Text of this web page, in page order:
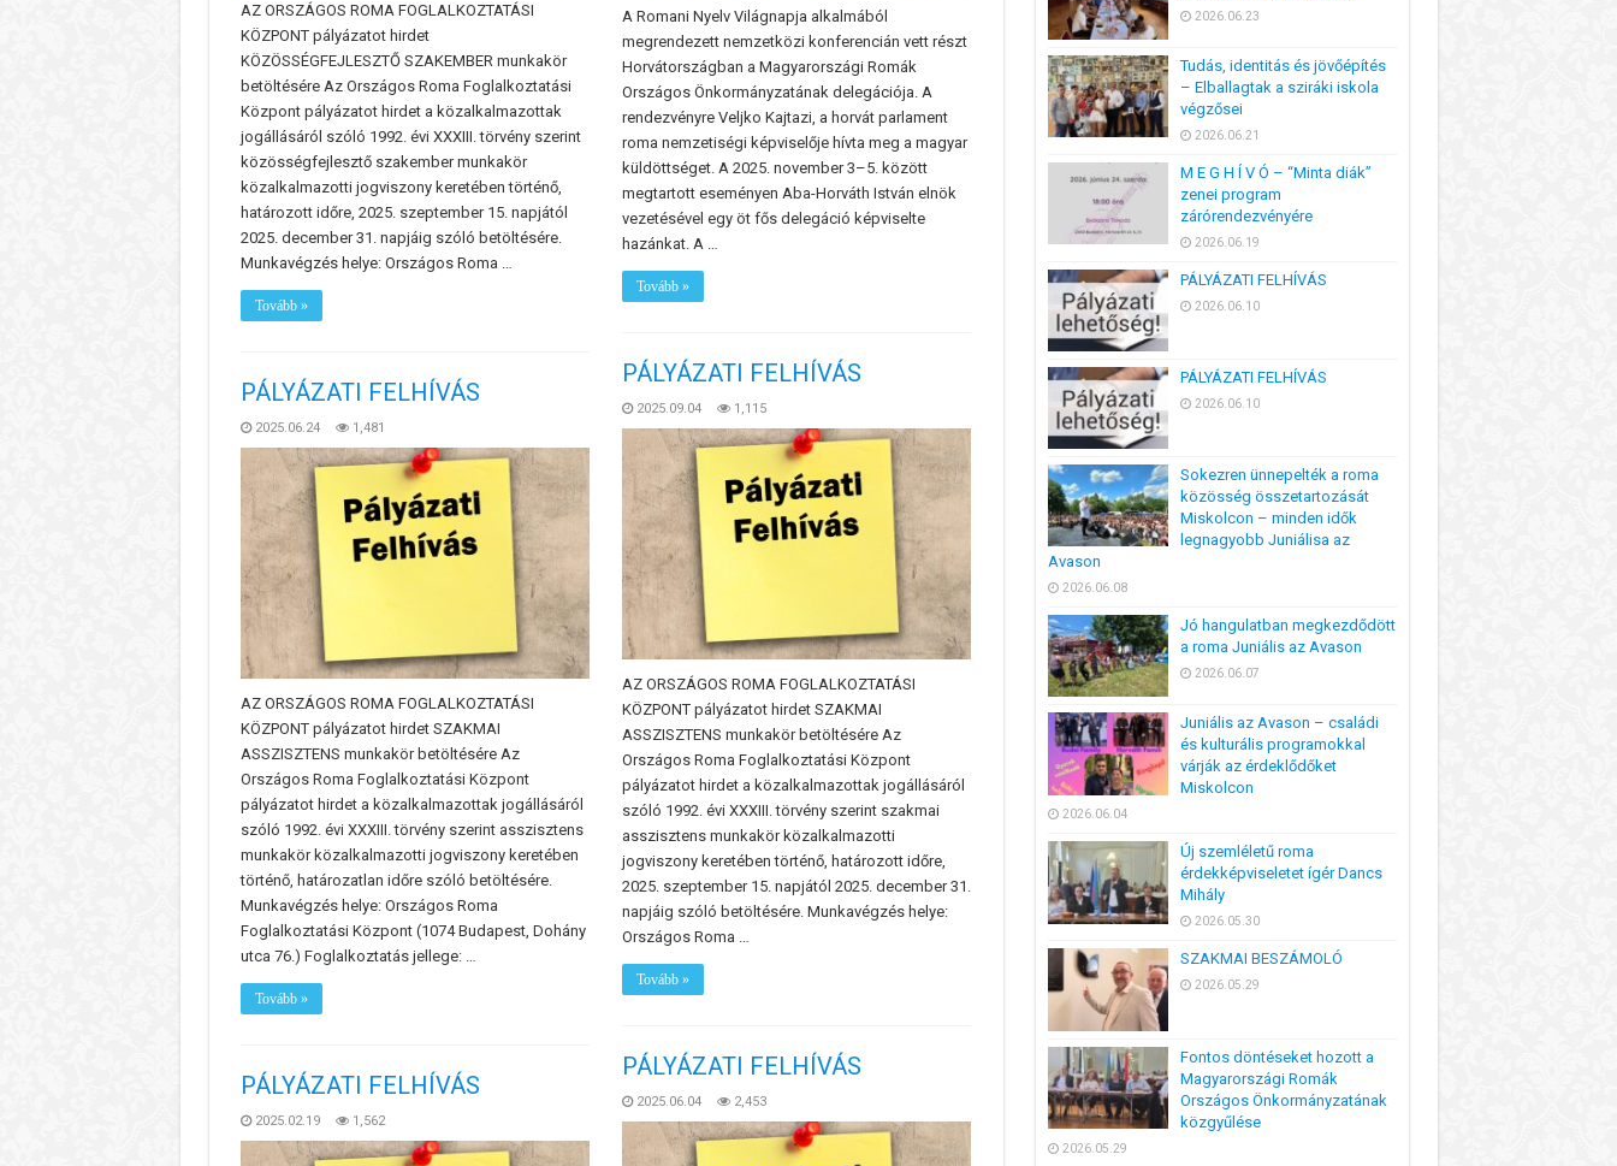
A Romani Nyelv Világnapja alkalmából
megrendezett nemzetközi konferencián vett részt
Horvátországban a Magyarországi Romák
Országos Önkormányzatának delegációja. A
rendezvényre Veljko Kajtazi, a horvát parlament
roma nemzetiségi képviselője hívta meg a magyar
küldöttséget. A 2025. november 3–5. között
megtartott eseményen Aba-Horváth István elnök
vezetésével egy öt fős delegáció képviselte
hazánkat. A …
Tovább »
AZ ORSZÁGOS ROMA FOGLALKOZTATÁSI
KÖZPONT pályázatot hirdet
KÖZÖSSÉGFEJLESZTŐ SZAKEMBER munkakör
betöltésére Az Országos Roma Foglalkoztatási
Központ pályázatot hirdet a közalkalmazottak
jogállásáról szóló 1992. évi XXXIII. törvény szerint
közösségfejlesztő szakember munkakör
közalkalmazotti jogviszony keretében történő,
határozott időre, 2025. szeptember 15. napjától
2025. december 31. napjáig szóló betöltésére.
Munkavégzés helye: Országos Roma …
Tovább »
PÁLYÁZATI FELHÍVÁS
2025.09.04 1,115
AZ ORSZÁGOS ROMA FOGLALKOZTATÁSI
KÖZPONT pályázatot hirdet SZAKMAI
ASSZISZTENS munkakör betöltésére Az
Országos Roma Foglalkoztatási Központ
pályázatot hirdet a közalkalmazottak jogállásáról
szóló 1992. évi XXXIII. törvény szerint szakmai
asszisztens munkakör közalkalmazotti
jogviszony keretében történő, határozott időre,
2025. szeptember 15. napjától 2025. december 31.
napjáig szóló betöltésére. Munkavégzés helye:
Országos Roma …
Tovább »
PÁLYÁZATI FELHÍVÁS
2025.06.24 1,481
AZ ORSZÁGOS ROMA FOGLALKOZTATÁSI
KÖZPONT pályázatot hirdet SZAKMAI
ASSZISZTENS munkakör betöltésére Az
Országos Roma Foglalkoztatási Központ
pályázatot hirdet a közalkalmazottak jogállásáról
szóló 1992. évi XXXIII. törvény szerint asszisztens
munkakör közalkalmazotti jogviszony keretében
történő, határozatlan időre szóló betöltésére.
Munkavégzés helye: Országos Roma
Foglalkoztatási Központ (1074 Budapest, Dohány
utca 76.) Foglalkoztatás jellege: …
Tovább »
PÁLYÁZATI FELHÍVÁS
2025.06.04 2,453
PÁLYÁZATI FELHÍVÁS
2025.02.19 1,562
2026.06.23
Tudás, identitás és jövőépítés
– Elballagtak a sziráki iskola
végzősei
2026.06.21
M E G H Í V Ó – “Minta diák”
zenei program
zárórendezvényére
2026.06.19
PÁLYÁZATI FELHÍVÁS
2026.06.10
PÁLYÁZATI FELHÍVÁS
2026.06.10
Sokezren ünnepelték a roma
közösség összetartozását
Miskolcon – minden idők
legnagyobb Juniálisa az
Avason
2026.06.08
Jó hangulatban megkezdődött
a roma Juniális az Avason
2026.06.07
Juniális az Avason – családi
és kulturális programokkal
várják az érdeklődőket
Miskolcon
2026.06.04
Új szemléletű roma
érdekképviseletet ígér Dancs
Mihály
2026.05.30
SZAKMAI BESZÁMOLÓ
2026.05.29
Fontos döntéseket hozott a
Magyarországi Romák
Országos Önkormányzatának
közgyűlése
2026.05.29